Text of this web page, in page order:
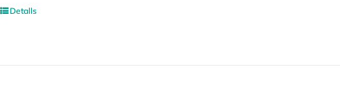
Detalls